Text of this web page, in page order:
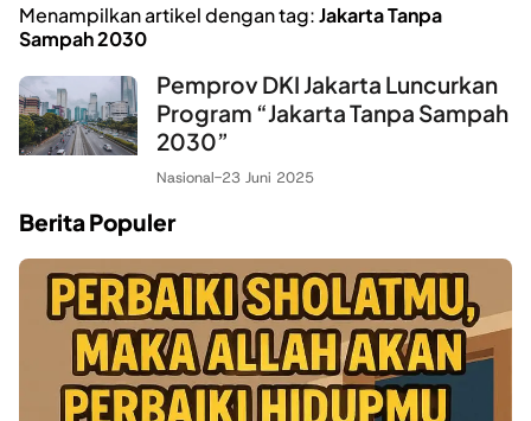
Menampilkan artikel dengan tag:Jakarta Tanpa
Sampah 2030
Pemprov DKI Jakarta Luncurkan
Program “Jakarta Tanpa Sampah
2030”
Nasional-23 Juni 2025
Berita Populer